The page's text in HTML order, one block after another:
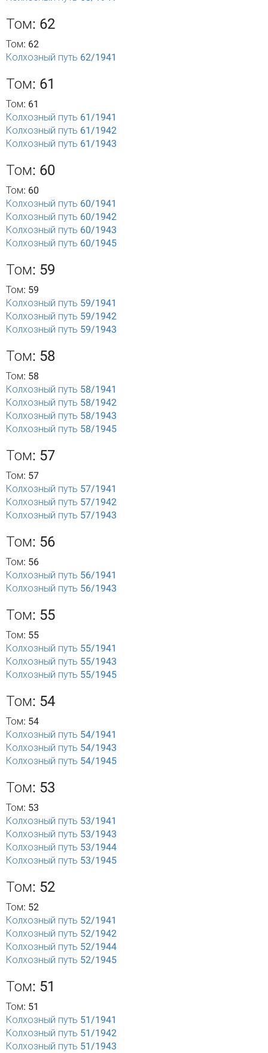
Том: 62
Том: 62
Колхозный путь 62/1941
Том: 61
Том: 61
Колхозный путь 61/1941
Колхозный путь 61/1942
Колхозный путь 61/1943
Том: 60
Том: 60
Колхозный путь 60/1941
Колхозный путь 60/1942
Колхозный путь 60/1943
Колхозный путь 60/1945
Том: 59
Том: 59
Колхозный путь 59/1941
Колхозный путь 59/1942
Колхозный путь 59/1943
Том: 58
Том: 58
Колхозный путь 58/1941
Колхозный путь 58/1942
Колхозный путь 58/1943
Колхозный путь 58/1945
Том: 57
Том: 57
Колхозный путь 57/1941
Колхозный путь 57/1942
Колхозный путь 57/1943
Том: 56
Том: 56
Колхозный путь 56/1941
Колхозный путь 56/1943
Том: 55
Том: 55
Колхозный путь 55/1941
Колхозный путь 55/1943
Колхозный путь 55/1945
Том: 54
Том: 54
Колхозный путь 54/1941
Колхозный путь 54/1943
Колхозный путь 54/1945
Том: 53
Том: 53
Колхозный путь 53/1941
Колхозный путь 53/1943
Колхозный путь 53/1944
Колхозный путь 53/1945
Том: 52
Том: 52
Колхозный путь 52/1941
Колхозный путь 52/1942
Колхозный путь 52/1944
Колхозный путь 52/1945
Том: 51
Том: 51
Колхозный путь 51/1941
Колхозный путь 51/1942
Колхозный путь 51/1943